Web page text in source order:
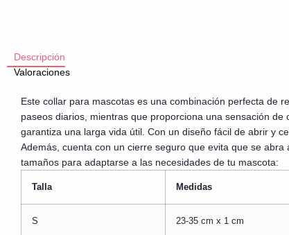
Descripción
Valoraciones
Este collar para mascotas es una combinación perfecta de
paseos diarios, mientras que proporciona una sensación
garantiza una larga vida útil. Con un diseño fácil de abrir y
Además, cuenta con un cierre seguro que evita que se
tamaños para adaptarse a las necesidades de tu mascota:
Talla Medidas
S 23-35 cm x 1 cm